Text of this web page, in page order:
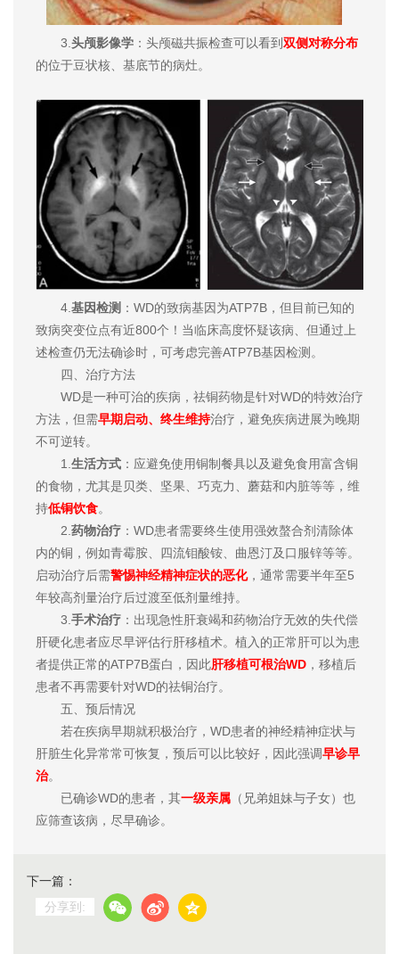
3. 头颅影像学 ：头颅磁共振检查可以看到 双侧对称分布
的位于豆状核、基底节的病灶。
4.基因检测 ：WD的致病基因为ATP7B，但目前已知的
致病突变位点有近800个！当临床高度怀疑该病、但通过上
述检查仍无法确诊时，可考虑完善ATP7B基因检测。
四、治疗方法
WD是一种可治的疾病，祛铜药物是针对WD的特效治疗
方法，但需早期启动、终生维持治疗，避免疾病进展为晚期
不可逆转。
1.生活方式 ：应避免使用铜制餐具以及避免食用富含铜
的食物，尤其是贝类、坚果、巧克力、蘑菇和内脏等等，维
持低铜饮食。
2.药物治疗 ：WD患者需要终生使用强效螯合剂清除体
内的铜，例如青霉胺、四流钼酸铵、曲恩汀及口服锌等等。
启动治疗后需警惕神经精神症状的恶化，通常需要半年至5
年较高剂量治疗后过渡至低剂量维持。
3.手术治疗 ：出现急性肝衰竭和药物治疗无效的失代偿
肝硬化患者应尽早评估行肝移植术。植入的正常肝可以为患
者提供正常的ATP7B蛋白，因此肝移植可根治WD ，移植后
患者不再需要针对WD的祛铜治疗。
五、预后情况
若在疾病早期就积极治疗，WD患者的神经精神症状与
肝脏生化异常常可恢复，预后可以比较好，因此强调早诊早
治。
已确诊WD的患者，其一级亲属 （兄弟姐妹与子女）也
应筛查该病，尽早确诊。
下一篇：
分享到: